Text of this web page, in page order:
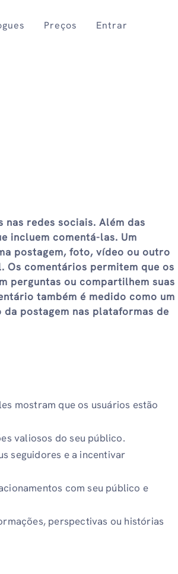
Preços Entrar
nas redes sociais. Além das
incluem comentá-las. Um
postagem, foto, vídeo ou outro
comentários permitem que os
perguntas ou compartilhem suas
também é medido como um
da postagem nas plataformas de
mostram que os usuários estão
valiosos do seu público.
seguidores e a incentivar
com seu público e
perspectivas ou histórias